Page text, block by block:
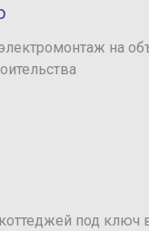
на
под ключ